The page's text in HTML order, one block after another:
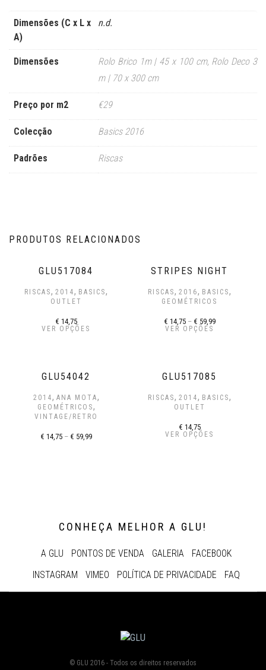
Dimensões (C x L x
A)
n.d.
Dimensões Rolo Brico 1m | 45 x 100 cm, Rolo Deco 3
m | 70 x 300 cm
Preço por m2 €29
Colecção Basics 2016
Padrões Riscas
PRODUTOS RELACIONADOS
GLU517084
RISCAS,2014, BASICS,
OUTLET
€ 14,75
VER OPÇÕES
STRIPES NIGHT
RISCAS,2016, BASICS,
GEOMÉTRICOS
€ 14,75– € 59,99
VER OPÇÕES
GLU54042
2014, ANA MOTA,
GEOMÉTRICOS,
VINTAGE/RETRO
€ 14,75– € 59,99
GLU517085
RISCAS,2014, BASICS,
OUTLET
€ 14,75
VER OPÇÕES
CONHEÇA MELHOR A GLU!
A GLU PONTOS DE VENDA GALERIA
FACEBOOK
INSTAGRAM
VIMEO POLÍTICA DE PRIVACIDADE FAQ
© GLU 2016 - Todos os direitos reservados